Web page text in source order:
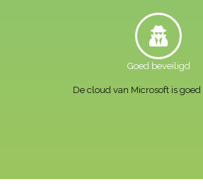
Goed beveiligd
De cloud van Microsoft is